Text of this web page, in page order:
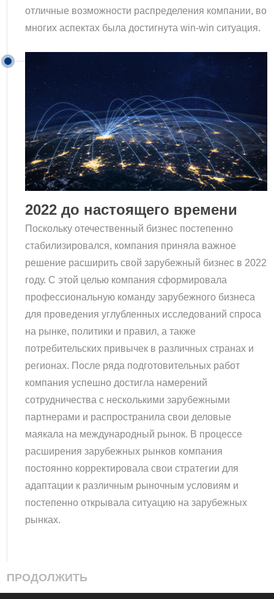
отличные возможности распределения компании, во
многих аспектах была достигнута win-win ситуация.
2022 до настоящего времени
Поскольку отечественный бизнес постепенно
стабилизировался, компания приняла важное
решение расширить свой зарубежный бизнес в 2022
году. С этой целью компания сформировала
профессиональную команду зарубежного бизнеса
для проведения углубленных исследований спроса
на рынке, политики и правил, а также
потребительских привычек в различных странах и
регионах. После ряда подготовительных работ
компания успешно достигла намерений
сотрудничества с несколькими зарубежными
партнерами и распространила свои деловые
маякала на международный рынок. В процессе
расширения зарубежных рынков компания
постоянно корректировала свои стратегии для
адаптации к различным рыночным условиям и
постепенно открывала ситуацию на зарубежных
рынках.
ПРОДОЛЖИТЬ